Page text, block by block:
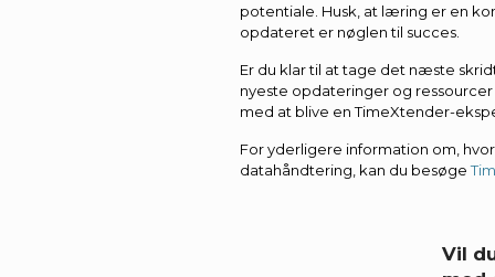
potentiale. Husk, at læring er en
opdateret er nøglen til succes.
Er du klar til at tage det næste
nyeste opdateringer og
med at blive en TimeXtender-
For yderligere information om,
datahåndtering, kan du besøge
Vil